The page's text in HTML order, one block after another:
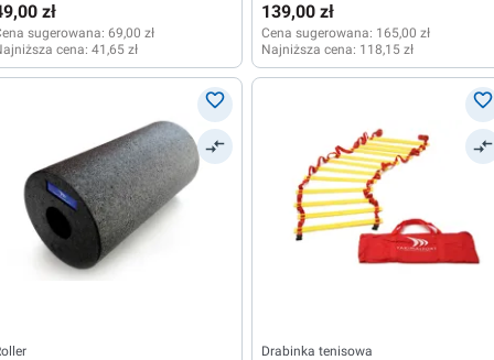
zł
sugerowana: 69,00 zł
cena: 41,65 zł
139,00 zł
Cena sugerowana: 165,00 zł
Najniższa cena: 118,15 zł
Drabinka tenisowa